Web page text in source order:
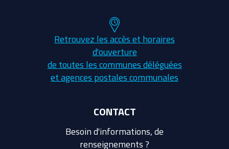
Retrouvez les accès et horaires
d'ouverture
de toutes les communes déléguées
et agences postales communales
CONTACT
Besoin d'informations, de
renseignements ?